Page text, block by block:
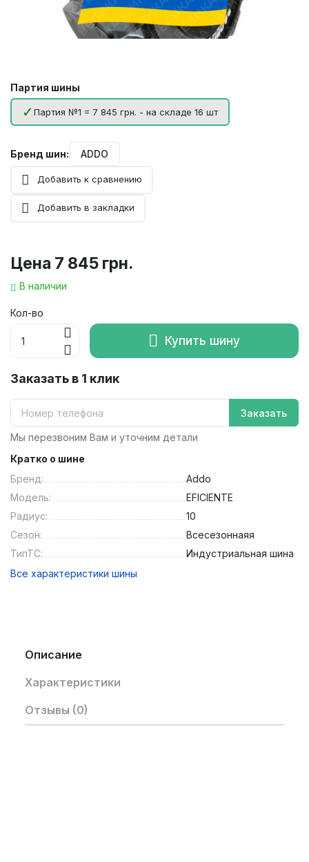
Партия шины
Партия №1 = 7 845 грн. - на складе 16 шт
Бренд шин: ADDO
Добавить к сравнению
Добавить в закладки
Цена 7 845 грн.
В наличии
Кол-во
Купить шину
Заказать в 1 клик
Заказать
Мы перезвоним Вам и уточним детали
Кратко о шине
Бренд:
Addo
Модель:
EFICIENTE
Радиус:
10
Сезон:
Всесезоннаяя
ТипТС:
Индустриальная шина
Все характеристики шины
Описание
Характеристики
Отзывы (0)